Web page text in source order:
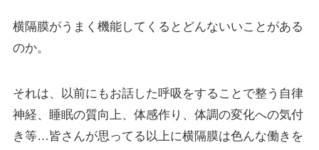
横隔膜がうまく機能してくるとどんないいことがある
のか。
それは、以前にもお話した呼吸をすることで整う自律
神経、睡眠の質向上、体感作り、体調の変化への気付
き等…皆さんが思ってる以上に横隔膜は色んな働きを